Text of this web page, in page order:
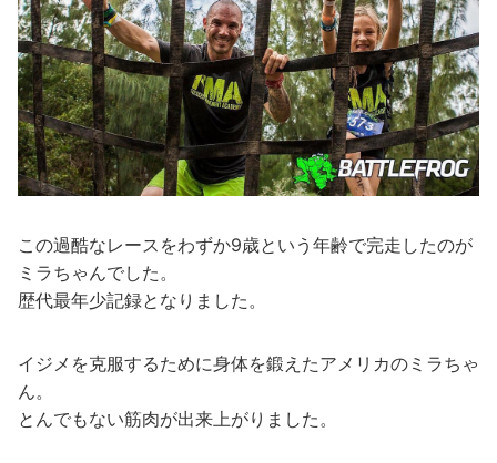
この過酷なレースをわずか9歳という年齢で完走したのが
ミラちゃんでした。
歴代最年少記録となりました。
イジメを克服するために身体を鍛えたアメリカのミラちゃ
ん。
とんでもない筋肉が出来上がりました。